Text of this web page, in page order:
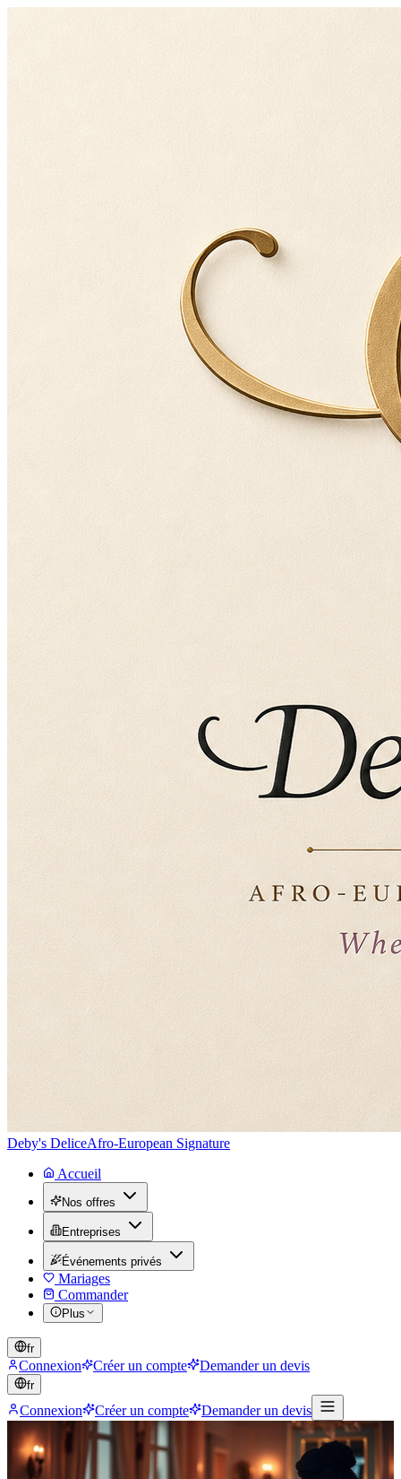
Deby's DeliceAfro-European Signature
Accueil
Nos offres
Entreprises
Événements privés
Mariages
Commander
Plus
fr
Connexion Créer un compte Demander un devis
fr
Connexion Créer un compte Demander un devis